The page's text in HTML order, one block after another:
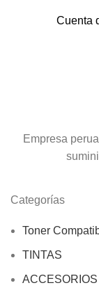
Cuenta
Empresa
Categorías
Toner
TINTAS